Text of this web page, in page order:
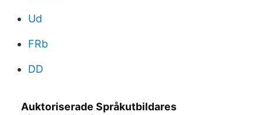
Ud
FRb
DD
Auktoriserade Språkutbildares